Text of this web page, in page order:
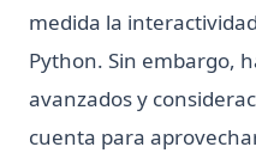
medida la
Python. Sin embargo,
avanzados y
cuenta para